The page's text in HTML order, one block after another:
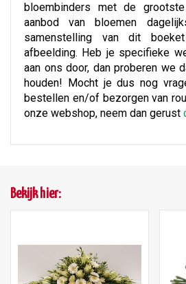
bloembinders met de
aanbod van bloemen
samenstelling van dit
afbeelding. Heb je specifieke
aan ons door, dan proberen we
houden! Mocht je dus nog
bestellen en/of bezorgen van
onze webshop, neem dan gerust
Bekijk hier: